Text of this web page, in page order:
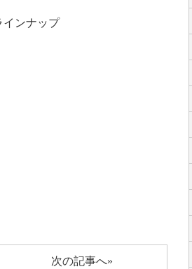
ンナップ
次の記事へ»